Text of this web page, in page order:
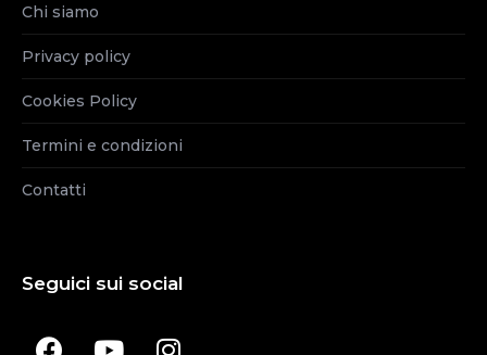
Chi siamo
Privacy policy
Cookies Policy
Termini e condizioni
Contatti
Seguici sui social